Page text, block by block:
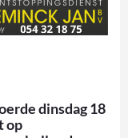
dinsdag 18
op